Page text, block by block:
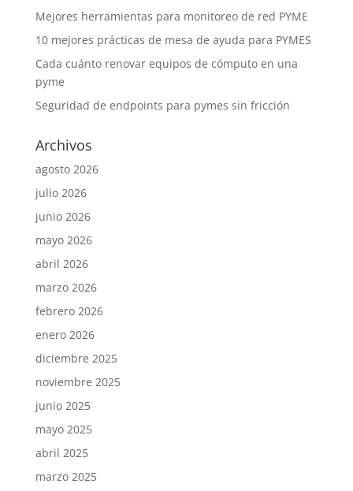
Mejores herramientas para monitoreo de red PYME
10 mejores prácticas de mesa de ayuda para PYMES
Cada cuánto renovar equipos de cómputo en una
pyme
Seguridad de endpoints para pymes sin fricción
Archivos
agosto 2026
julio 2026
junio 2026
mayo 2026
abril 2026
marzo 2026
febrero 2026
enero 2026
diciembre 2025
noviembre 2025
junio 2025
mayo 2025
abril 2025
marzo 2025